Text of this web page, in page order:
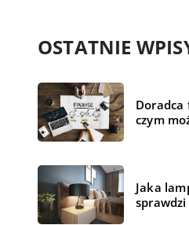
OSTATNIE
Doradca
czym
Jaka